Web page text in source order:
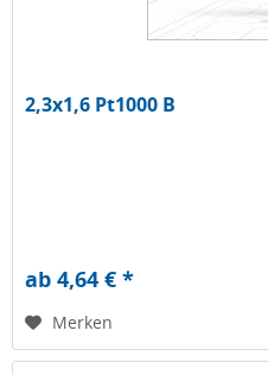
2,3x1,6 Pt1000 B
ab 4,64 € *
Merken